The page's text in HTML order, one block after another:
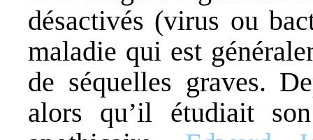
désactivés (virus ou
maladie qui est
de séquelles graves.
alors qu’il étudiait